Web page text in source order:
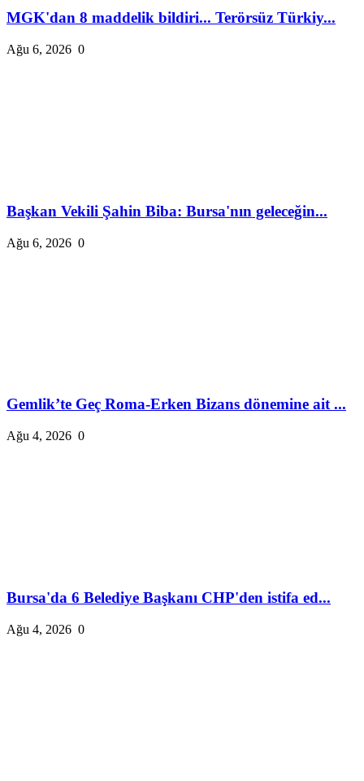
MGK'dan 8 maddelik bildiri... Terörsüz Türkiy...
Ağu 6, 2026 0
Başkan Vekili Şahin Biba: Bursa'nın geleceğin...
Ağu 6, 2026 0
Gemlik’te Geç Roma-Erken Bizans dönemine ait ...
Ağu 4, 2026 0
Bursa'da 6 Belediye Başkanı CHP'den istifa ed...
Ağu 4, 2026 0